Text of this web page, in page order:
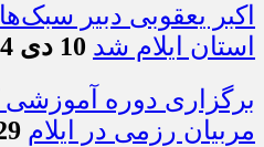
اکبر یعقوبی دبیر
استان ایلام شد 10 دی 1404 - 20:13
برگزاری دوره آموزشی
مربیان رزمی در ایلام 29 آبان